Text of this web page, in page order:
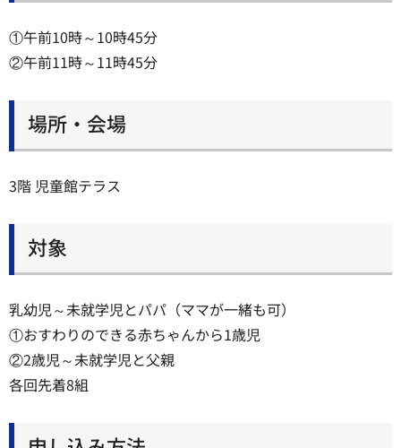
①午前10時～10時45分
②午前11時～11時45分
場所・会場
3階 児童館テラス
対象
乳幼児～未就学児とパパ（ママが一緒も可）
①おすわりのできる赤ちゃんから1歳児
②2歳児～未就学児と父親
各回先着8組